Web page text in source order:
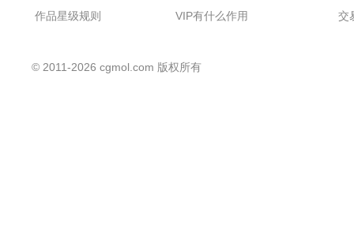
作品星级规则
VIP有什么作用
交
© 2011-2026 cgmol.com 版权所有